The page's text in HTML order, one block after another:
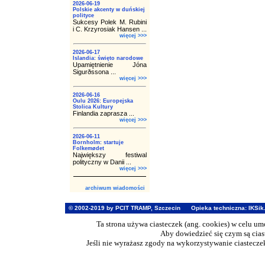
2026-06-19
Polskie akcenty w duńskiej
polityce
Sukcesy Polek M. Rubini
i C. Krzyrosiak Hansen ...
więcej >>>
2026-06-17
Islandia: święto narodowe
Upamiętnienie Jóna
Sigurðssona ...
więcej >>>
2026-06-16
Oulu 2026: Europejska
Stolica Kultury
Finlandia zaprasza ...
więcej >>>
2026-06-11
Bornholm: startuje
Folkemødet
Największy festiwal
polityczny w Danii ...
więcej >>>
archiwum wiadomości
© 2002-2019 by PCIT TRAMP, Szczecin Opieka techniczna:
Ta strona używa ciasteczek (ang. cookies) w celu
Aby dowiedzieć się czym są
Jeśli nie wyrażasz zgody na wykorzystywanie